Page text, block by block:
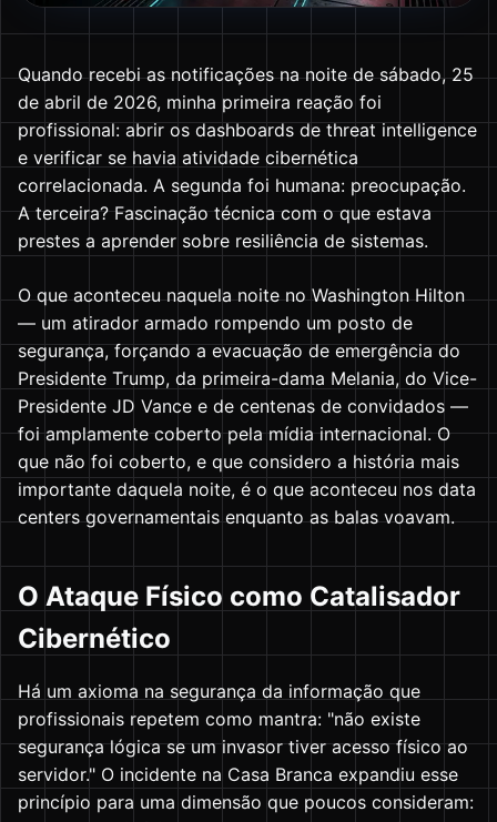
Quando recebi as notificações na noite de sábado, 25
de abril de 2026, minha primeira reação foi
profissional: abrir os dashboards de threat intelligence
e verificar se havia atividade cibernética
correlacionada. A segunda foi humana: preocupação.
A terceira? Fascinação técnica com o que estava
prestes a aprender sobre resiliência de sistemas.
O que aconteceu naquela noite no Washington Hilton
— um atirador armado rompendo um posto de
segurança, forçando a evacuação de emergência do
Presidente Trump, da primeira-dama Melania, do Vice-
Presidente JD Vance e de centenas de convidados —
foi amplamente coberto pela mídia internacional. O
que não foi coberto, e que considero a história mais
importante daquela noite, é o que aconteceu nos data
centers governamentais enquanto as balas voavam.
O Ataque Físico como Catalisador
Cibernético
Há um axioma na segurança da informação que
profissionais repetem como mantra: "não existe
segurança lógica se um invasor tiver acesso físico ao
servidor." O incidente na Casa Branca expandiu esse
princípio para uma dimensão que poucos consideram: